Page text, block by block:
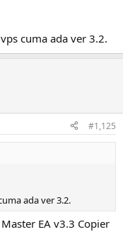
cuma ada ver 3.2.
#1,125
ada ver 3.2.
EA v3.3 Copier